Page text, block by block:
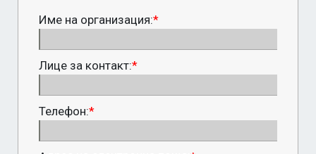
Име на организация:*
Лице за контакт:*
Телефон:*